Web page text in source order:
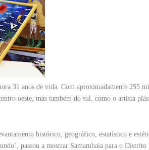
31 anos de vida. Com aproximadamente 255
oeste, mas também do sul, como o artista
histórico, geográfico, estatístico e
passou a mostrar Samambaia para o Distrito